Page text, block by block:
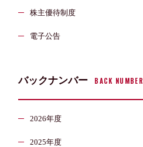
株主優待制度
電子公告
バックナンバー BACK NUMBER
2026年度
2025年度